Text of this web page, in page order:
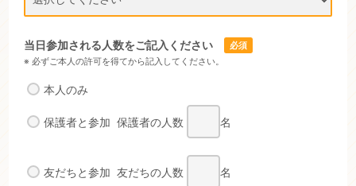
当日参加される人数をご記入ください 必須
※ 必ずご本人の許可を得てから記入してください。
本人のみ
保護者と参加 保護者の人数 名
友だちと参加 友だちの人数 名